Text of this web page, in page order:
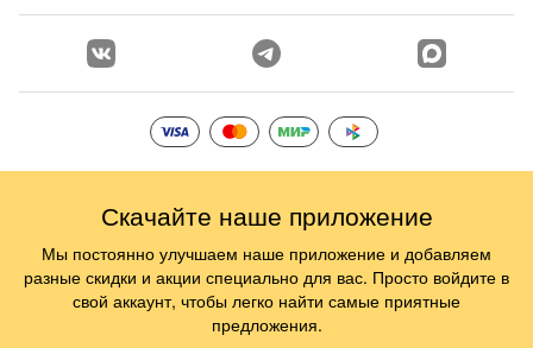
Скачайте наше приложение
Мы постоянно улучшаем наше приложение и добавляем
разные скидки и акции специально для вас. Просто войдите в
свой аккаунт, чтобы легко найти самые приятные
предложения.